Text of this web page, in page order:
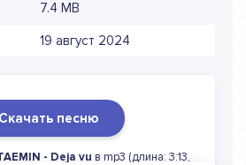
7.4 MB
19 август 2024
Скачать песню
- Deja vu в mp3 (длина: 3:13,